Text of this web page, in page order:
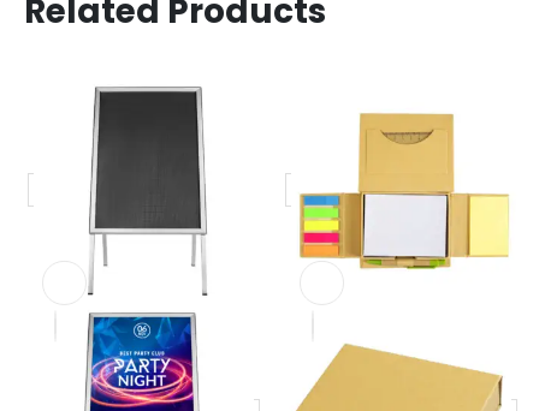
Related Products